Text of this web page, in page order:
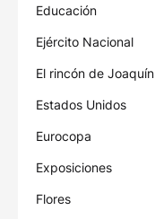
Educación
Ejército Nacional
El rincón de Joaquín
Estados Unidos
Eurocopa
Exposiciones
Flores